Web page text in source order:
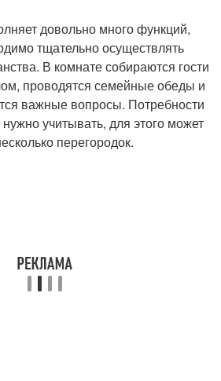
довольно много функций,
тщательно осуществлять
В комнате собираются гости
проводятся семейные обеды и
важные вопросы. Потребности
учитывать, для этого может
перегородок.